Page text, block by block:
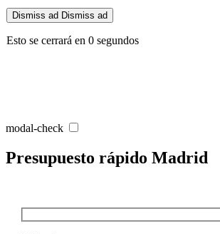
Dismiss ad Dismiss ad
Esto se cerrará en 0 segundos
modal-check
Presupuesto rápido Madrid